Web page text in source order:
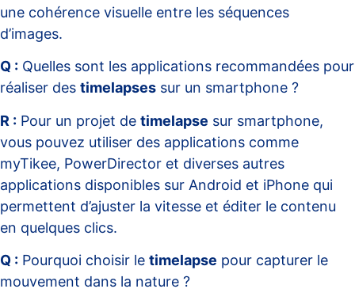
une cohérence visuelle entre les séquences
d’images.
Q : Quelles sont les applications recommandées pour
réaliser des timelapses sur un smartphone ?
R : Pour un projet de timelapse sur smartphone,
vous pouvez utiliser des applications comme
myTikee, PowerDirector et diverses autres
applications disponibles sur Android et iPhone qui
permettent d’ajuster la vitesse et éditer le contenu
en quelques clics.
Q : Pourquoi choisir le timelapse pour capturer le
mouvement dans la nature ?